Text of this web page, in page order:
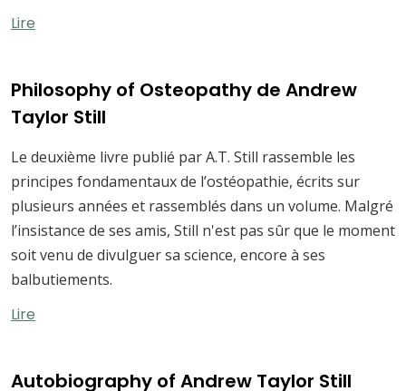
Lire
Philosophy of Osteopathy de Andrew
Taylor Still
Le deuxième livre publié par A.T. Still rassemble les
principes fondamentaux de l’ostéopathie, écrits sur
plusieurs années et rassemblés dans un volume. Malgré
l’insistance de ses amis, Still n'est pas sûr que le moment
soit venu de divulguer sa science, encore à ses
balbutiements.
Lire
Autobiography of Andrew Taylor Still